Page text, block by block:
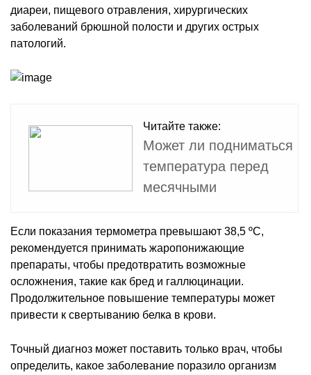
диареи, пищевого отравления, хирургических
заболеваний брюшной полости и других острых
патологий.
Читайте также:
Может ли подниматься
температура перед
месячными
Если показания термометра превышают 38,5 ºС,
рекомендуется принимать жаропонижающие
препараты, чтобы предотвратить возможные
осложнения, такие как бред и галлюцинации.
Продолжительное повышение температуры может
привести к свертыванию белка в крови.
Точный диагноз может поставить только врач, чтобы
определить, какое заболевание поразило организм